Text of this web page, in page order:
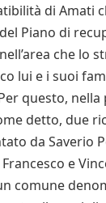
di Amati
Piano di
che lo
lui e i suoi
questo, nella
detto, due
da Saverio
e
comune